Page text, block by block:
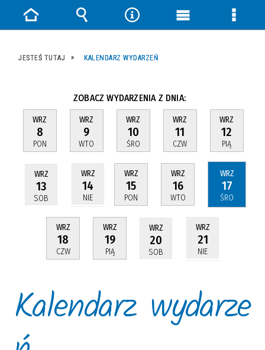
JESTEŚ TUTAJ KALENDARZ WYDARZEŃ
ZOBACZ WYDARZENIA Z DNIA:
WRZ
8
PON
WRZ
9
WTO
WRZ
10
ŚRO
WRZ
11
CZW
WRZ
12
PIĄ
WRZ
13
SOB
WRZ
14
NIE
WRZ
15
PON
WRZ
16
WTO
WRZ
17
ŚRO
WRZ
18
CZW
WRZ
19
PIĄ
WRZ
20
SOB
WRZ
21
NIE
Kalendarz wydarze
Strona
główna
Wyszukiwarka
NarzędziaMenu
Menu